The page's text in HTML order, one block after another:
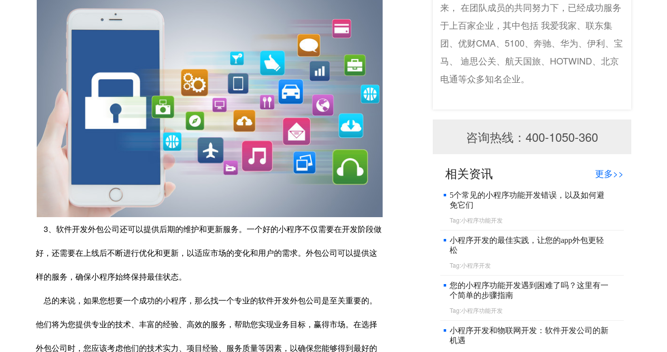
3、软件开发外包公司还可以提供后期的维护和更新服务。一个好的小程序不仅需要在开发阶段做
好，还需要在上线后不断进行优化和更新，以适应市场的变化和用户的需求。外包公司可以提供这
样的服务，确保小程序始终保持最佳状态。
总的来说，如果您想要一个成功的小程序，那么找一个专业的软件开发外包公司是至关重要的。
他们将为您提供专业的技术、丰富的经验、高效的服务，帮助您实现业务目标，赢得市场。在选择
外包公司时，您应该考虑他们的技术实力、项目经验、服务质量等因素，以确保您能够得到最好的
来， 在团队成员的共同努力下，已经成功服务
于上百家企业，其中包括 我爱我家、联东集
团、优财CMA、5100、奔驰、华为、伊利、宝
马、 迪思公关、航天国旅、HOTWIND、北京
电通等众多知名企业。
咨询热线：400-1050-360
相关资讯 更多>>
5个常见的小程序功能开发错误，以及如何避
免它们
Tag:小程序功能开发
小程序开发的最佳实践，让您的app外包更轻
松
Tag:小程序开发
您的小程序功能开发遇到困难了吗？这里有一
个简单的步骤指南
Tag:小程序功能开发
小程序开发和物联网开发：软件开发公司的新
机遇